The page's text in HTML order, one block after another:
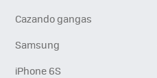
Cazando gangas
Samsung
iPhone 6S